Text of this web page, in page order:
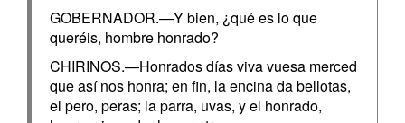
GOBERNADOR.—Y bien, ¿qué es lo que
queréis, hombre honrado?
CHIRINOS.—Honrados días viva vuesa merced
que así nos honra; en fin, la encina da bellotas,
el pero, peras; la parra, uvas, y el honrado,